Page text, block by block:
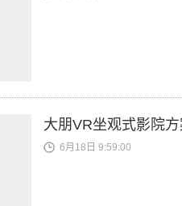
大朋VR坐观式影院
6月18日 9:59:00